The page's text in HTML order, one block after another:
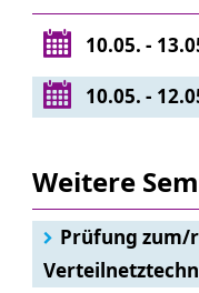
10.05. -
10.05. -
Weitere
Prüfung zum/